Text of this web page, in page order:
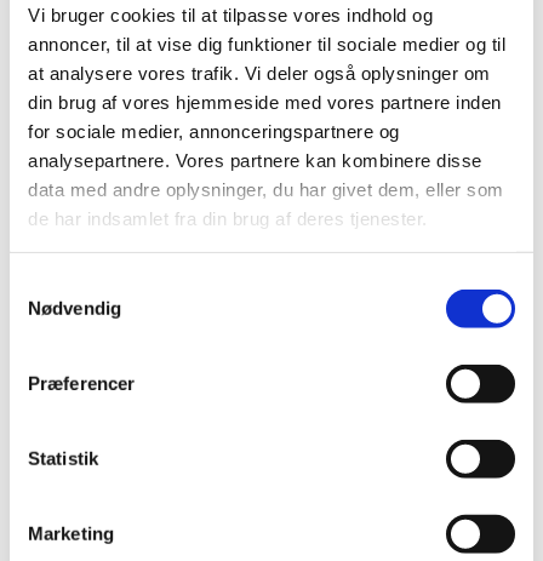
Vi bruger cookies til at tilpasse vores indhold og
annoncer, til at vise dig funktioner til sociale medier og til
at analysere vores trafik. Vi deler også oplysninger om
din brug af vores hjemmeside med vores partnere inden
for sociale medier, annonceringspartnere og
analysepartnere. Vores partnere kan kombinere disse
data med andre oplysninger, du har givet dem, eller som
de har indsamlet fra din brug af deres tjenester.
Nødvendig
Præferencer
Statistik
Marketing
2021 (516)
2020 (263)
2019 (159)
2018 (150)
2017 (167)
2016 (167)
2015 (33)
2014 (44)
november (6)
september (7)
juni (3)